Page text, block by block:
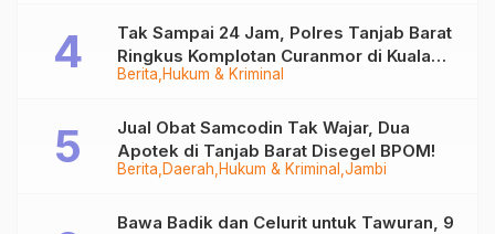
Berita Hukum & Kriminal
Tak Sampai 24 Jam, Polres Tanjab Barat
Ringkus Komplotan Curanmor di Kuala
Tungkal
Berita Daerah Hukum & Kriminal Jambi
Jual Obat Samcodin Tak Wajar, Dua
Apotek di Tanjab Barat Disegel BPOM!
Bawa Badik dan Celurit untuk Tawuran, 9